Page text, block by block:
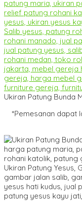
Ukiran Patung Bunda
*Pemesanan dapat